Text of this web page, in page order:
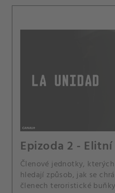
Epizoda 2 -
Členové jednotky,
hledají způsob, jak se
členech teroristické